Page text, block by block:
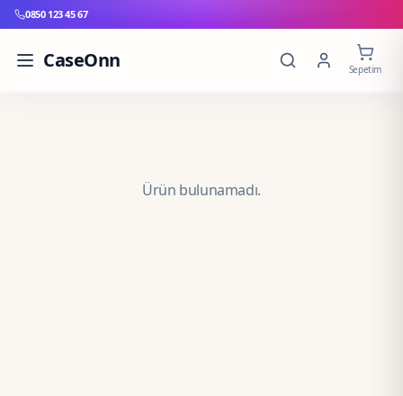
0850 123 45 67
CaseOnn Sepetim
Ürün bulunamadı.